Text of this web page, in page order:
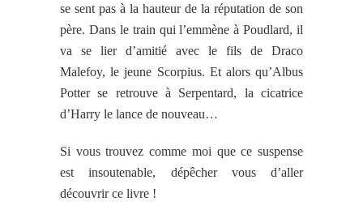
se sent pas à la hauteur de la réputation de son
père. Dans le train qui l’emmène à Poudlard, il
va se lier d’amitié avec le fils de Draco
Malefoy, le jeune Scorpius. Et alors qu’Albus
Potter se retrouve à Serpentard, la cicatrice
d’Harry le lance de nouveau…
Si vous trouvez comme moi que ce suspense
est insoutenable, dépêcher vous d’aller
découvrir ce livre !